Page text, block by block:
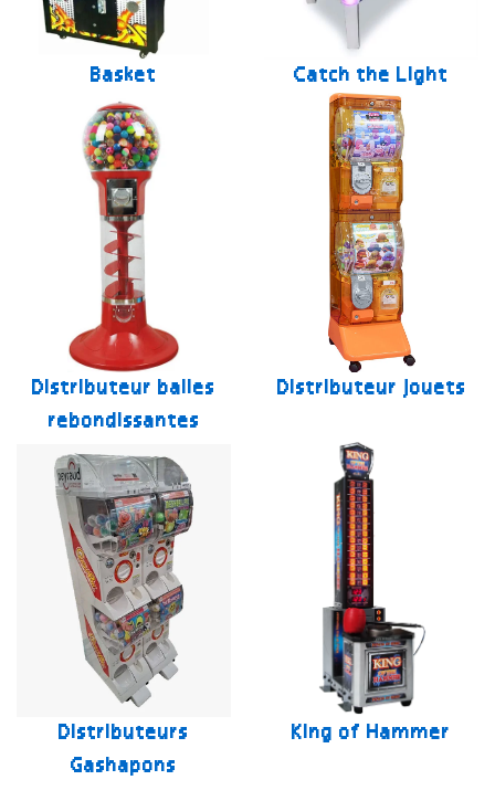
Basket Catch the Light
Distributeur balles
rebondissantes
Distributeur jouets
Distributeurs
Gashapons
King of Hammer